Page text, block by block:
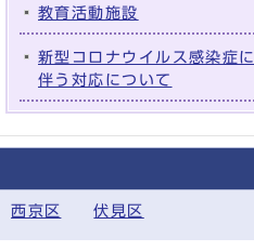
教育活動施設
新型コロナウイルス感染症に
伴う対応について
西京区 伏見区